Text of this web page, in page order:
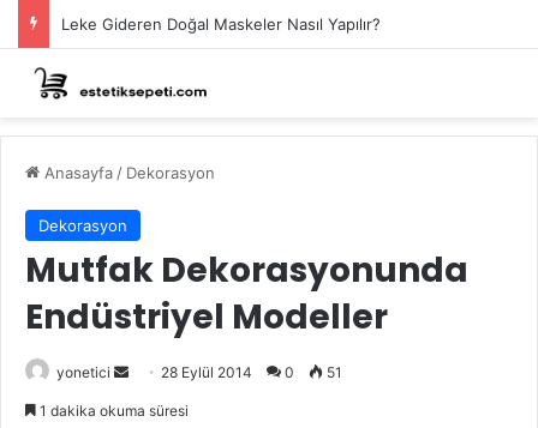
Leke Gideren Doğal Maskeler Nasıl Yapılır?
Anasayfa / Dekorasyon
Dekorasyon
Mutfak Dekorasyonunda
Endüstriyel Modeller
yonetici
Bir
28 Eylül 2014 0 51
1 dakika okuma süresi